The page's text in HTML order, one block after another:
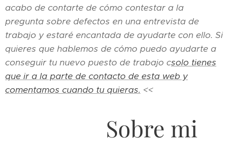
acabo de contarte de cómo contestar a la
pregunta sobre defectos en una entrevista de
trabajo y estaré encantada de ayudarte con ello. Si
quieres que hablemos de cómo puedo ayudarte a
conseguir tu nuevo puesto de trabajo csolo tienes
que ir a la parte de contacto de esta web y
comentamos cuando tu quieras. <<
Sobre mi